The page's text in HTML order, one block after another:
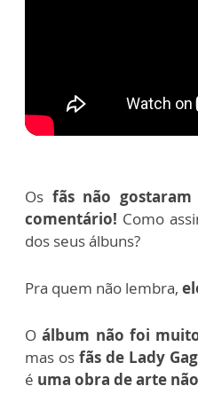
Os fãs não
comentário! Como
dos seus álbuns?
Pra quem não lembra,
Oálbum não foi
mas os fãs de Lady
é uma obra de arte